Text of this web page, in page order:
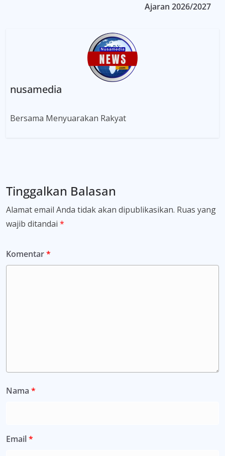
Ajaran 2026/2027
nusamedia
Bersama Menyuarakan Rakyat
Tinggalkan Balasan
Alamat email Anda tidak akan dipublikasikan. Ruas yang
wajib ditandai *
Komentar*
Nama *
Email*